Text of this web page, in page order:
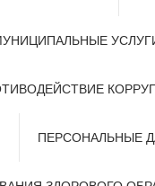
ПЕРСОНАЛЬНЫЕ